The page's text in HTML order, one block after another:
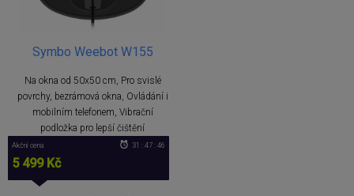
Symbo Weebot W155
Na okna od 50x50 cm, Pro svislé
povrchy, bezrámová okna, Ovládání i
mobilním telefonem, Vibrační
podložka pro lepší čištění
Akční cena
5 499 Kč
31 : 47 : 46